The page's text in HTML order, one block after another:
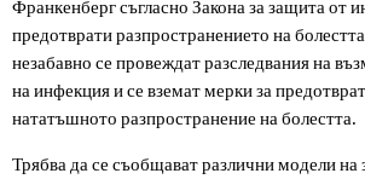
Франкенберг съгласно Закона за защита от
предотврати разпространението на
незабавно се провеждат разследвания на
на инфекция и се вземат мерки за
нататъшното разпространение на болестта.
Трябва да се съобщават различни модели на